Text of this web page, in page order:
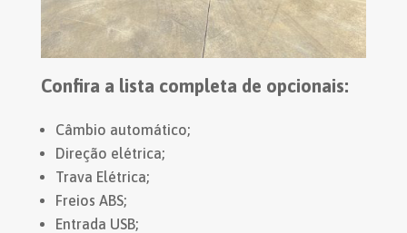
Confira a lista completa de opcionais:
Câmbio automático;
Direção elétrica;
Trava Elétrica;
Freios ABS;
Entrada USB;